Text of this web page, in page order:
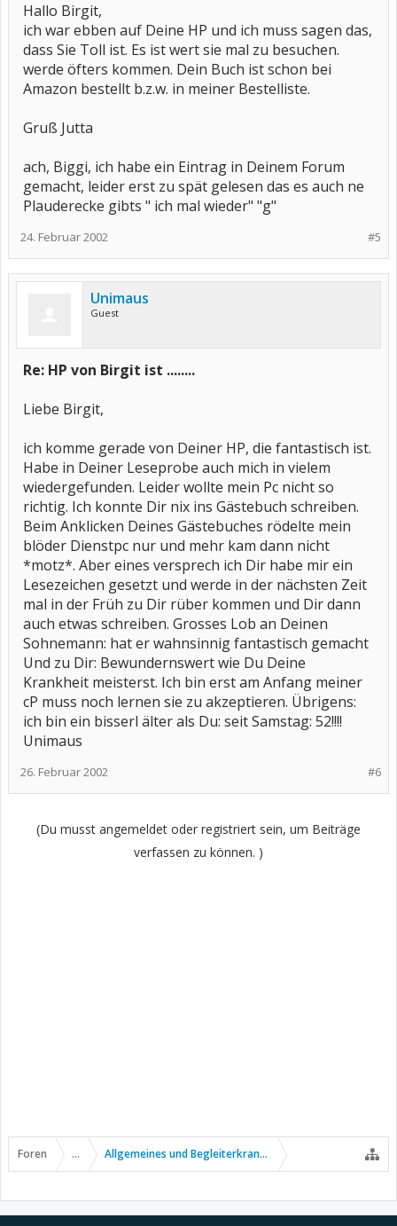
Hallo Birgit,
ich war ebben auf Deine HP und ich muss sagen das,
dass Sie Toll ist. Es ist wert sie mal zu besuchen.
werde öfters kommen. Dein Buch ist schon bei
Amazon bestellt b.z.w. in meiner Bestelliste.
Gruß Jutta
ach, Biggi, ich habe ein Eintrag in Deinem Forum
gemacht, leider erst zu spät gelesen das es auch ne
Plauderecke gibts " ich mal wieder" "g"
#5
24. Februar 2002
Unimaus
Guest
Re: HP von Birgit ist ........
Liebe Birgit,
ich komme gerade von Deiner HP, die fantastisch ist.
Habe in Deiner Leseprobe auch mich in vielem
wiedergefunden. Leider wollte mein Pc nicht so
richtig. Ich konnte Dir nix ins Gästebuch schreiben.
Beim Anklicken Deines Gästebuches rödelte mein
blöder Dienstpc nur und mehr kam dann nicht
*motz*. Aber eines versprech ich Dir habe mir ein
Lesezeichen gesetzt und werde in der nächsten Zeit
mal in der Früh zu Dir rüber kommen und Dir dann
auch etwas schreiben. Grosses Lob an Deinen
Sohnemann: hat er wahnsinnig fantastisch gemacht
Und zu Dir: Bewundernswert wie Du Deine
Krankheit meisterst. Ich bin erst am Anfang meiner
cP muss noch lernen sie zu akzeptieren. Übrigens:
ich bin ein bisserl älter als Du: seit Samstag: 52!!!!
Unimaus
#6
26. Februar 2002
(Du musst angemeldet oder registriert sein, um Beiträge
verfassen zu können. )
Foren ... Allgemeines und Begleiterkrankungen